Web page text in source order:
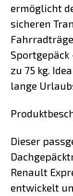
ermöglicht
sicheren
zu 75 kg.
lange
Dieser
Renault
entwickelt